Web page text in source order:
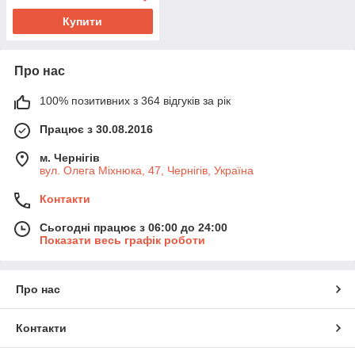
Купити
Про нас
100% позитивних з 364 відгуків за рік
Працює з 30.08.2016
м. Чернігів
вул. Олега Міхнюка, 47, Чернігів, Україна
Контакти
Сьогодні працює з 06:00 до 24:00
Показати весь графік роботи
Про нас
Контакти